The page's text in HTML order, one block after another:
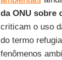
da ONU sobre
criticam o uso
do termo
fenômenos